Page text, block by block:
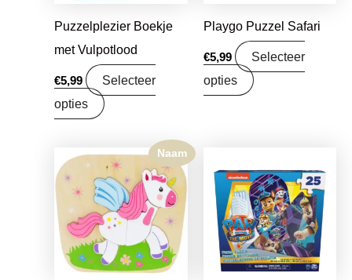
Puzzelplezier Boekje
met Vulpotlood
€5,99
Selecteer
opties
Playgo Puzzel Safari
€5,99
Selecteer
opties
Naam